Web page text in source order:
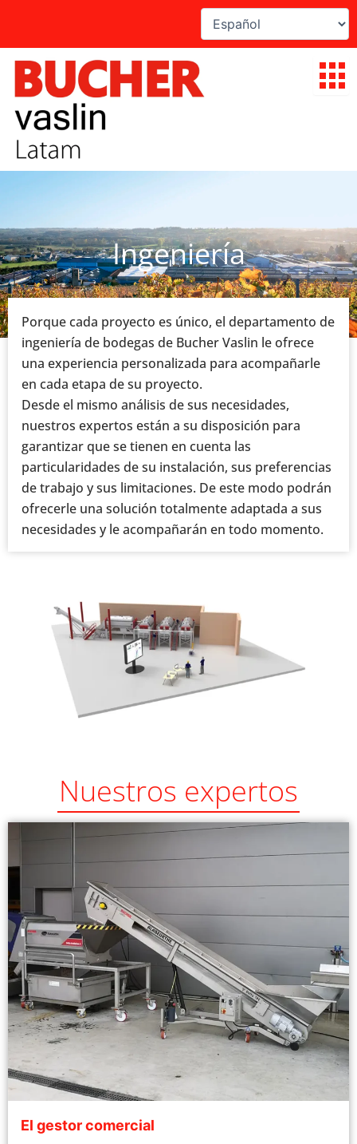
contenido
Ingeniería
Porque cada proyecto es único, el departamento de
ingeniería de bodegas de Bucher Vaslin le ofrece
una experiencia personalizada para acompañarle
en cada etapa de su proyecto.
Desde el mismo análisis de sus necesidades,
nuestros expertos están a su disposición para
garantizar que se tienen en cuenta las
particularidades de su instalación, sus preferencias
de trabajo y sus limitaciones. De este modo podrán
ofrecerle una solución totalmente adaptada a sus
necesidades y le acompañarán en todo momento.
Nuestros expertos
El gestor comercial